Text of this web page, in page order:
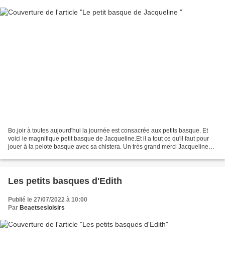
Bo.joir à toutes aujourd'hui la journée est consacrée aux petits basque. Et
voici le magnifique petit basque de Jacqueline.Et il a tout ce qu'il faut pour
jouer à la pelote basque avec sa chistera. Un très grand merci Jacqueline
Les petits basques d'Edith
Publié le 27/07/2022 à 10:00
Par Beaetsesloisirs